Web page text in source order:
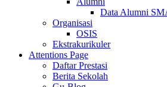
Data Alumni
Organisasi
OSIS
Ekstrakurikuler
Attentions Page
Daftar Prestasi
Berita Sekolah